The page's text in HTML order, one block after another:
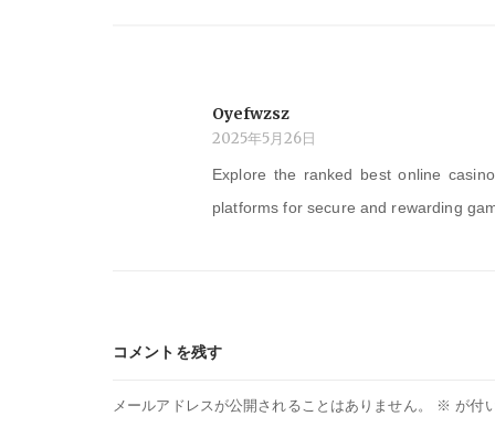
Oyefwzsz
2025年5月26日
Explore the ranked best online
platforms for secure and rewarding
コメントを残す
メールアドレスが公開されることはありません。 ※ が付